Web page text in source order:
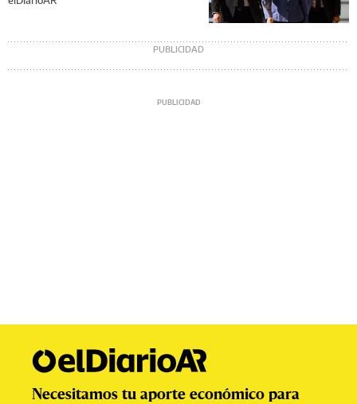
Necesitamos tu aporte económico para